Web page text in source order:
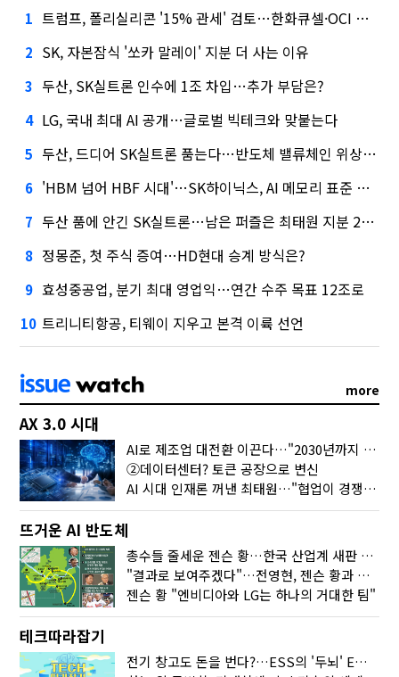
1 트럼프, 폴리실리콘 '15% 관세' 검토…한화큐셀·OCI 영향은?
2 SK, 자본잠식 '쏘카 말레이' 지분 더 사는 이유
3 두산, SK실트론 인수에 1조 차입…추가 부담은?
4 LG, 국내 최대 AI 공개…글로벌 빅테크와 맞붙는다
5 두산, 드디어 SK실트론 품는다…반도체 밸류체인 위상 강화
6 'HBM 넘어 HBF 시대'…SK하이닉스, AI 메모리 표준 선점 나섰다
7 두산 품에 안긴 SK실트론…남은 퍼즐은 최태원 지분 29.4%
8 정몽준, 첫 주식 증여…HD현대 승계 방식은?
9 효성중공업, 분기 최대 영업익…연간 수주 목표 12조로
10 트리니티항공, 티웨이 지우고 본격 이륙 선언
more
AX 3.0 시대
AI로 제조업 대전환 이끈다…"2030년까지 민관합동 20조 투자"
②데이터센터? 토큰 공장으로 변신
AI 시대 인재론 꺼낸 최태원…"협업이 경쟁력"
뜨거운 AI 반도체
총수들 줄세운 젠슨 황…한국 산업계 새판 짰다
"결과로 보여주겠다"…전영현, 젠슨 황과 HBM5 논의
젠슨 황 "엔비디아와 LG는 하나의 거대한 팀"
테크따라잡기
전기 창고도 돈을 번다?…ESS의 '두뇌' EMO가 뭐길래